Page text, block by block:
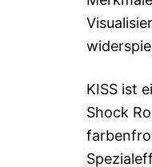
KISS ist
Shock